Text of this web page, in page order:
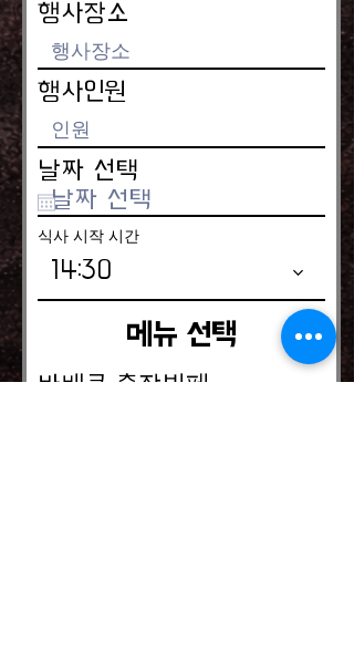
행사장소
행사인원
날짜 선택
식사 시작 시간
14:30
메뉴 선택
바베큐 출장뷔페